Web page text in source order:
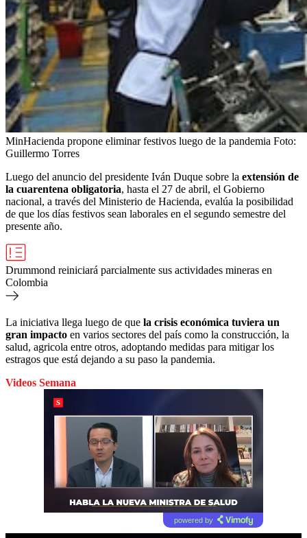
MinHacienda propone eliminar festivos luego de la pandemia Foto:
Guillermo Torres
Luego del anuncio del presidente Iván Duque sobre la extensión de
la cuarentena obligatoria, hasta el 27 de abril, el Gobierno
nacional, a través del Ministerio de Hacienda, evalúa la posibilidad
de que los días festivos sean laborales en el segundo semestre del
presente año.
Drummond reiniciará parcialmente sus actividades mineras en
Colombia
La iniciativa llega luego de que la crisis económica tuviera un
gran impacto en varios sectores del país como la construcción, la
salud, agricola entre otros, adoptando medidas para mitigar los
estragos que está dejando a su paso la pandemia.
Videos Semana
powered by